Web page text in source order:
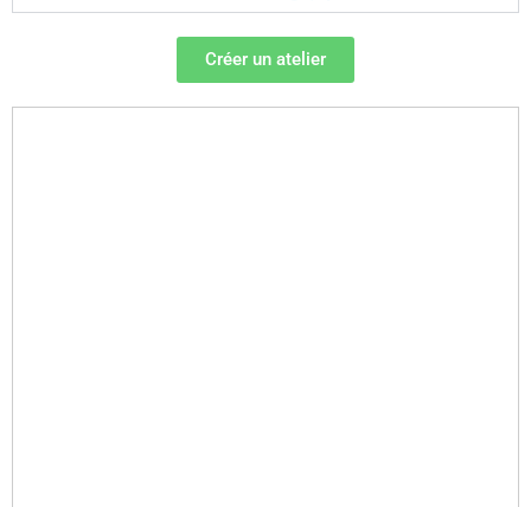
Créer un atelier